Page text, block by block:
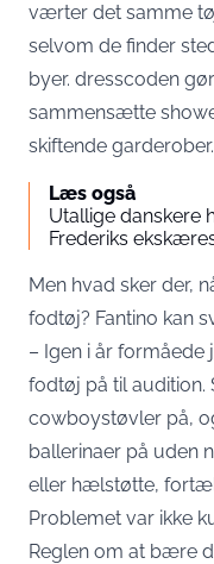
værter det samme
selvom de finder
byer. dresscoden
sammensætte
skiftende garderober.
Læs også
Utallige danskere
Frederiks
Men hvad sker der,
fodtøj? Fantino kan
– Igen i år
fodtøj på til audition.
cowboystøvler på,
ballerinaer på uden
eller hælstøtte,
Problemet var ikke
Reglen om at bære